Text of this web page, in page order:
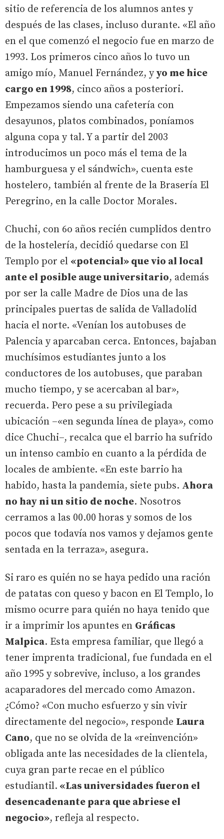
sitio de referencia de los alumnos antes y
después de las clases, incluso durante. «El año
en el que comenzó el negocio fue en marzo de
1993. Los primeros cinco años lo tuvo un
amigo mío, Manuel Fernández, yyo me hice
cargo en 1998, cinco años a posteriori.
Empezamos siendo una cafetería con
desayunos, platos combinados, poníamos
alguna copa y tal. Y a partir del 2003
introducimos un poco más el tema de la
hamburguesa y el sándwich», cuenta este
hostelero, también al frente de la Brasería El
Peregrino, en la calle Doctor Morales.
Chuchi, con 6o años recién cumplidos dentro
de la hostelería, decidió quedarse con El
Templo por el «potencial» que vio al local
ante el posible auge universitario, además
por ser la calle Madre de Dios una de las
principales puertas de salida de Valladolid
hacia el norte. «Venían los autobuses de
Palencia y aparcaban cerca. Entonces, bajaban
muchísimos estudiantes junto a los
conductores de los autobuses, que paraban
mucho tiempo, y se acercaban al bar»,
recuerda. Pero pese a su privilegiada
ubicación –«en segunda línea de playa», como
dice Chuchi–, recalca que el barrio ha sufrido
un intenso cambio en cuanto a la pérdida de
locales de ambiente. «En este barrio ha
habido, hasta la pandemia, siete pubs. Ahora
no hay ni un sitio de noche. Nosotros
cerramos a las 00.00 horas y somos de los
pocos que todavía nos vamos y dejamos gente
sentada en la terraza», asegura.
Si raro es quién no se haya pedido una ración
de patatas con queso y bacon en El Templo, lo
mismo ocurre para quién no haya tenido que
ir a imprimir los apuntes en Gráficas
Malpica. Esta empresa familiar, que llegó a
tener imprenta tradicional, fue fundada en el
año 1995 y sobrevive, incluso, a los grandes
acaparadores del mercado como Amazon.
¿Cómo? «Con mucho esfuerzo y sin vivir
directamente del negocio», responde Laura
Cano, que no se olvida de la «reinvención»
obligada ante las necesidades de la clientela,
cuya gran parte recae en el público
estudiantil. «Las universidades fueron el
desencadenante para que abriese el
negocio», refleja al respecto.